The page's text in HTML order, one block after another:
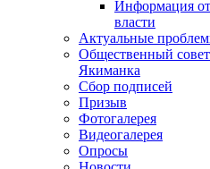
Информация от
власти
Актуальные
Общественный
Якиманка
Сбор подписей
Призыв
Фотогалерея
Видеогалерея
Опросы